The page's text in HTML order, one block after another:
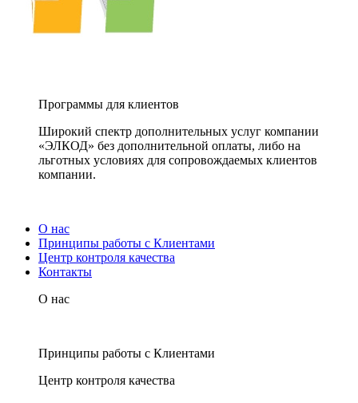
Программы для клиентов
Широкий спектр дополнительных услуг компании
«ЭЛКОД» без дополнительной оплаты, либо на
льготных условиях для сопровождаемых клиентов
компании.
О нас
Принципы работы с Клиентами
Центр контроля качества
Контакты
О нас
Принципы работы с Клиентами
Центр контроля качества